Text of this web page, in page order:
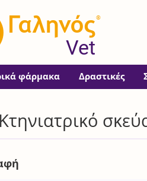
®
Vet
φάρμακα Δραστικές
Κτηνιατρικό